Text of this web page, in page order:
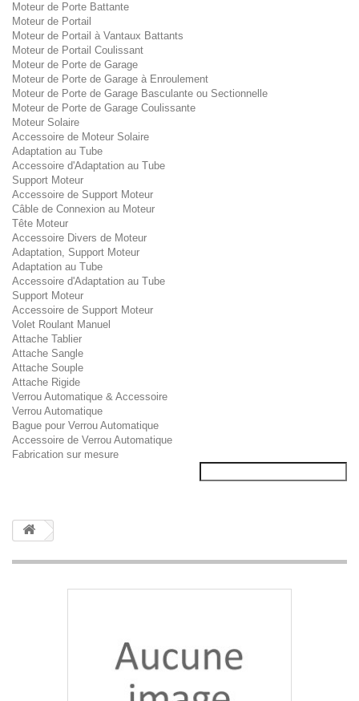
Moteur de Porte Battante
Moteur de Portail
Moteur de Portail à Vantaux Battants
Moteur de Portail Coulissant
Moteur de Porte de Garage
Moteur de Porte de Garage à Enroulement
Moteur de Porte de Garage Basculante ou Sectionnelle
Moteur de Porte de Garage Coulissante
Moteur Solaire
Accessoire de Moteur Solaire
Adaptation au Tube
Accessoire d'Adaptation au Tube
Support Moteur
Accessoire de Support Moteur
Câble de Connexion au Moteur
Tête Moteur
Accessoire Divers de Moteur
Adaptation, Support Moteur
Adaptation au Tube
Accessoire d'Adaptation au Tube
Support Moteur
Accessoire de Support Moteur
Volet Roulant Manuel
Attache Tablier
Attache Sangle
Attache Souple
Attache Rigide
Verrou Automatique & Accessoire
Verrou Automatique
Bague pour Verrou Automatique
Accessoire de Verrou Automatique
Fabrication sur mesure